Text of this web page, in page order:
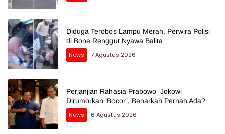
Diduga Terobos Lampu Merah, Perwira Polisi
di Bone Renggut Nyawa Balita
News
7 Agustus 2026
Perjanjian Rahasia Prabowo–Jokowi
Dirumorkan ‘Bocor’, Benarkah Pernah Ada?
News
6 Agustus 2026